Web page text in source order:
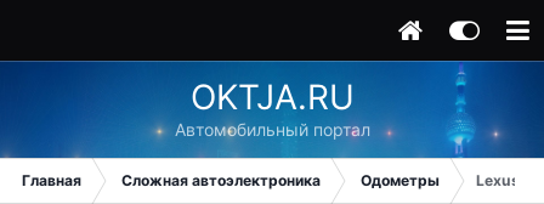
OKTJA.RU
Автомобильный портал
Главная Сложная автоэлектроника Одометры Lexus